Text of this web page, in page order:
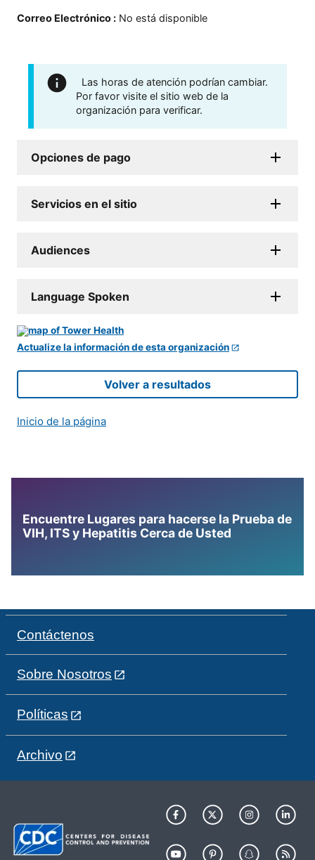
Correo Electrónico : No está disponible
Las horas de atención podrían cambiar.
Por favor visite el sitio web de la
organización para verificar.
Opciones de pago
Servicios en el sitio
Audiences
Language Spoken
Actualize la información de esta organización
Volver a resultados
Inicio de la página
Encuentre Lugares para hacerse la Prueba de
VIH, ITS y Hepatitis Cerca de Usted
Contáctenos
Sobre Nosotros
Políticas
Archivo